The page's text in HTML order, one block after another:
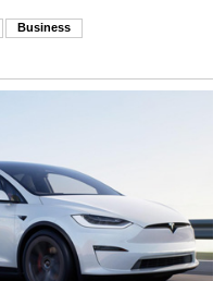
Business